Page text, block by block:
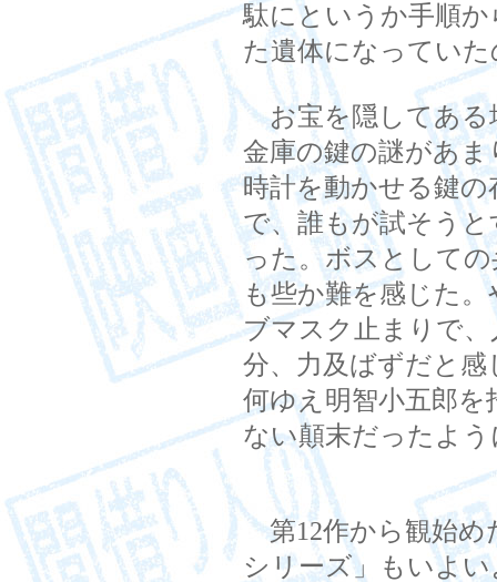
駄にというか手順
た遺体になってい
お宝を隠してある
金庫の鍵の謎があ
時計を動かせる鍵
で、誰もが試そう
った。ボスとして
も些か難を感じた
ブマスク止まりで
分、力及ばずだと
何ゆえ明智小五郎
ない顛末だったよ
第12作から観始め
シリーズ」もいよ